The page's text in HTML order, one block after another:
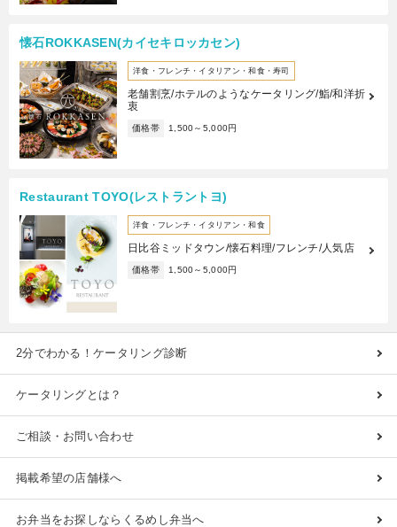
懐石ROKKASEN(カイセキロッカセン)
洋食・フレンチ・イタリアン・和食・寿司
老舗割烹/ホテルのようなケータリング/鮨/和洋折
衷
価格帯 1,500～5,000円
Restaurant TOYO(レストラントヨ)
洋食・フレンチ・イタリアン・和食
日比谷ミッドタウン/懐石料理/フレンチ/人気店
価格帯 1,500～5,000円
2分でわかる！ケータリング診断
ケータリングとは？
ご相談・お問い合わせ
掲載希望の店舗様へ
お弁当をお探しならくるめし弁当へ